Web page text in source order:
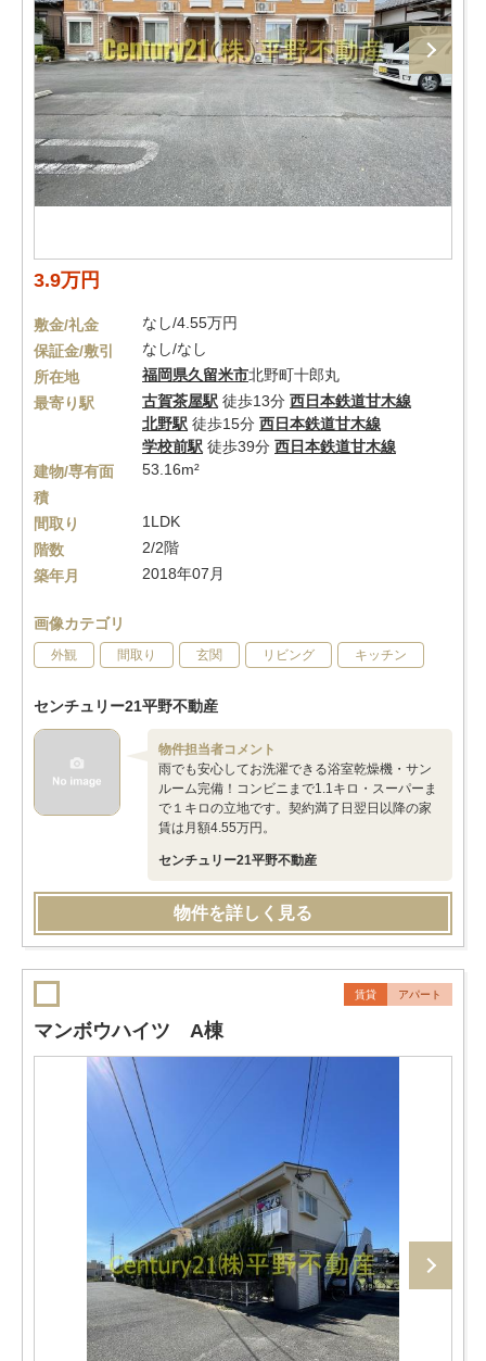
3.9万円
敷金/礼金
なし/4.55万円
保証金/敷引
なし/なし
所在地
福岡県久留米市北野町十郎丸
最寄り駅
古賀茶屋駅 徒歩13分 西日本鉄道甘木線
北野駅 徒歩15分 西日本鉄道甘木線
学校前駅 徒歩39分 西日本鉄道甘木線
建物/専有面
積
53.16m²
間取り
1LDK
階数
2/2階
築年月
2018年07月
画像カテゴリ
外観 間取り 玄関 リビング キッチン
センチュリー21平野不動産
物件担当者コメント
雨でも安心してお洗濯できる浴室乾燥機・サン
ルーム完備！コンビニまで1.1キロ・スーパーま
で１キロの立地です。契約満了日翌日以降の家
賃は月額4.55万円。
センチュリー21平野不動産
物件を詳しく見る
賃貸 アパート
マンボウハイツ A棟